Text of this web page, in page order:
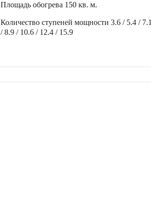
Площадь обогрева 150 кв. м.
Количество ступеней мощности 3.6 / 5.4 / 7.1
/ 8.9 / 10.6 / 12.4 / 15.9